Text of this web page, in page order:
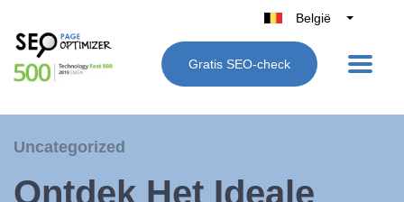
België
Belgique
Nederland
España
Gratis SEO-check
Uncategorized
Ontdek Het Ideale